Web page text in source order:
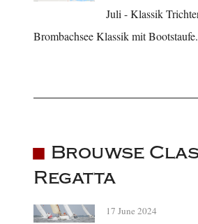
Juli - Klassik
Brombachsee Klassik mit Bootstaufe.
Brouwse
Regatta
17 June 2024